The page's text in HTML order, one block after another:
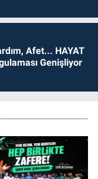
Afet... HAYAT
Genişliyor